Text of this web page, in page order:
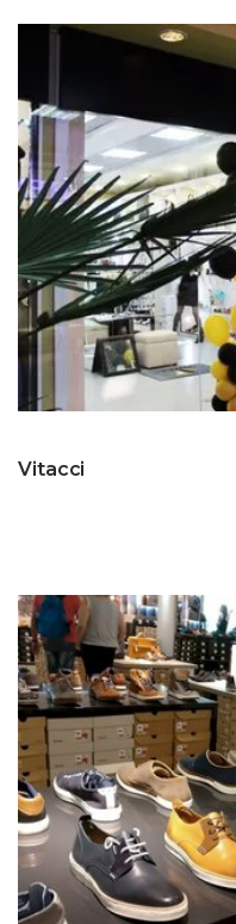
Vitacci